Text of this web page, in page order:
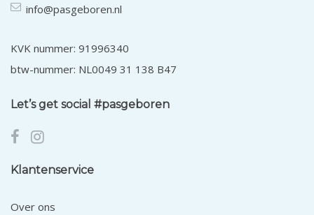
info@pasgeboren.nl
KVK nummer: 91996340
btw-nummer: NL0049 31 138 B47
Let’s get social #pasgeboren
Klantenservice
Over ons